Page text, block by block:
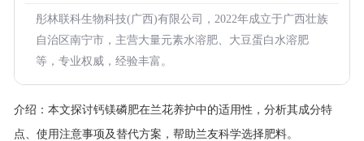
彤林联科生物科技(广西)有限公司，2022年成立于广西壮族
自治区南宁市，主营大量元素水溶肥、大豆蛋白水溶肥
等，专业权威，经验丰富。
介绍： 本文探讨钙镁磷肥在兰花养护中的适用性，分析其成分特
点、使用注意事项及替代方案，帮助兰友科学选择肥料。